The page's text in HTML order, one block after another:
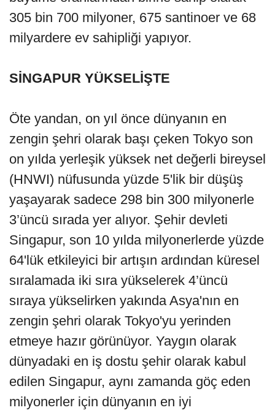
305 bin 700 milyoner, 675 santinoer ve 68
milyardere ev sahipliği yapıyor.
SİNGAPUR YÜKSELİŞTE
Öte yandan, on yıl önce dünyanın en
zengin şehri olarak başı çeken Tokyo son
on yılda yerleşik yüksek net değerli bireysel
(HNWI) nüfusunda yüzde 5'lik bir düşüş
yaşayarak sadece 298 bin 300 milyonerle
3’üncü sırada yer alıyor. Şehir devleti
Singapur, son 10 yılda milyonerlerde yüzde
64'lük etkileyici bir artışın ardından küresel
sıralamada iki sıra yükselerek 4’üncü
sıraya yükselirken yakında Asya'nın en
zengin şehri olarak Tokyo'yu yerinden
etmeye hazır görünüyor. Yaygın olarak
dünyadaki en iş dostu şehir olarak kabul
edilen Singapur, aynı zamanda göç eden
milyonerler için dünyanın en iyi